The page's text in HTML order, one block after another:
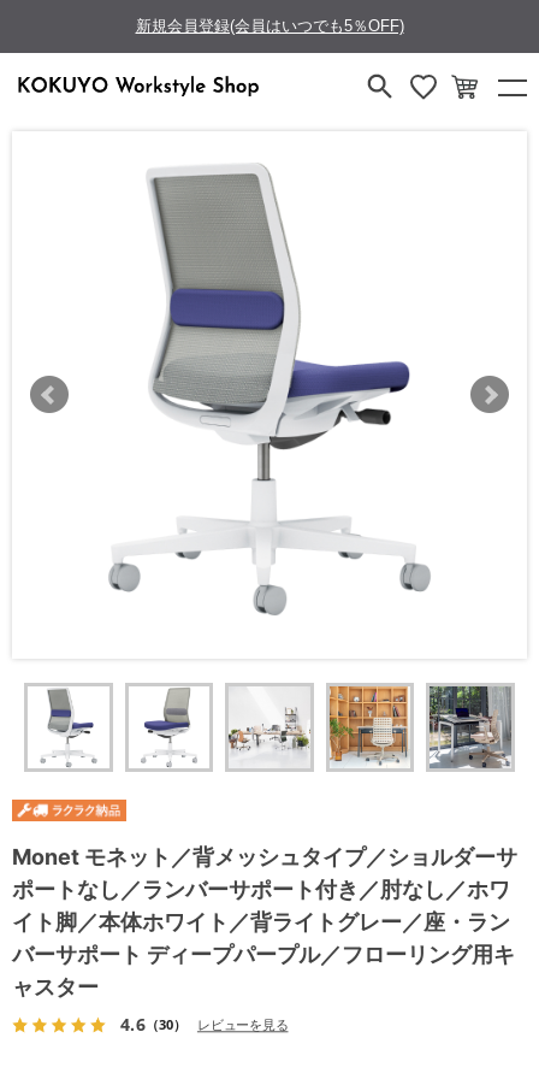
新規会員登録(会員はいつでも5％OFF)
Monet モネット／背メッシュタイプ／ショルダーサ
ポートなし／ランバーサポート付き／肘なし／ホワ
イト脚／本体ホワイト／背ライトグレー／座・ラン
バーサポート ディープパープル／フローリング用キ
ャスター
4.6（30） レビューを見る